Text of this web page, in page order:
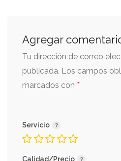
Agregar
Tu dirección de correo
publicada. Los campos
marcados con *
Servicio
Calidad/Precio